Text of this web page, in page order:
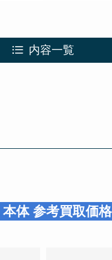
内容一覧
本体 参考買取価格